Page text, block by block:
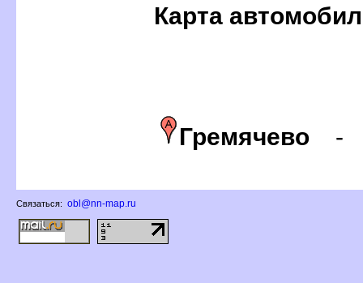
Карта
Гремячево
Связаться: obl@nn-map.ru